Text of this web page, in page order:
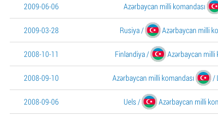
2009-06-06 Azərbaycan milli komandası
2009-03-28 Rusiya/ Azərbaycan milli
2008-10-11 Finlandiya / Azərbaycan milli
2008-09-10 Azərbaycan milli komandası /
2008-09-06 Uels / Azərbaycan milli